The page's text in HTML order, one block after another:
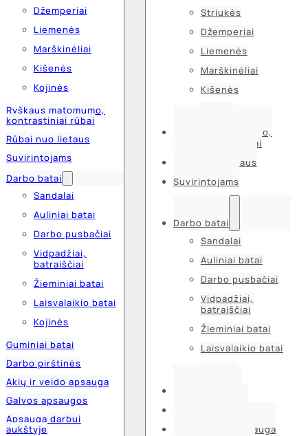
Džemperiai
Liemenės
Marškinėliai
Kišenės
Kojinės
Ryškaus matomumo,
kontrastiniai rūbai
Rūbai nuo lietaus
Suvirintojams
Darbo batai
Sandalai
Auliniai batai
Darbo pusbačiai
Vidpadžiai,
batraiščiai
Žieminiai batai
Laisvalaikio batai
Kojinės
Guminiai batai
Darbo pirštinės
Akių ir veido apsauga
Galvos apsaugos
Apsauga darbui
aukštyje
Striukės
Džemperiai
Liemenės
Marškinėliai
Kišenės
Ryškaus matomumo,
kontrastiniai rūbai
Rūbai nuo lietaus
Suvirintojams
Darbo batai
Sandalai
Auliniai batai
Darbo pusbačiai
Vidpadžiai,
batraiščiai
Žieminiai batai
Laisvalaikio batai
Akių ir veido apsauga